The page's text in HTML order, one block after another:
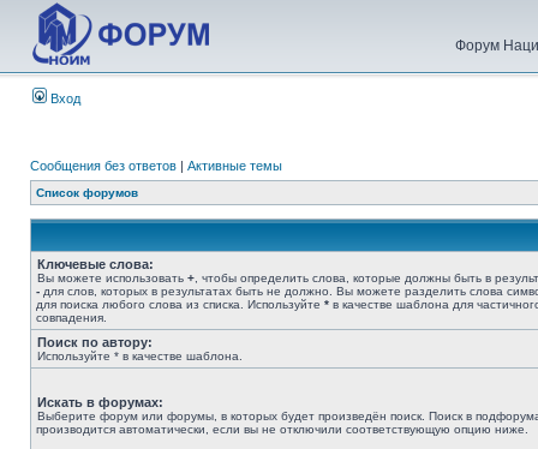
Форум
Вход
Сообщения без ответов | Активные темы
Список форумов
Ключевые слова:
Вы можете использовать + , чтобы определить слова, которые должны быть в
- для слов, которых в результатах быть не должно. Вы можете разделить слова
для поиска любого слова из списка. Используйте * в качестве шаблона для
совпадения.
Поиск по автору:
Используйте * в качестве шаблона.
Искать в форумах:
Выберите форум или форумы, в которых будет произведён поиск. Поиск в
производится автоматически, если вы не отключили соответствующую опцию ниже.